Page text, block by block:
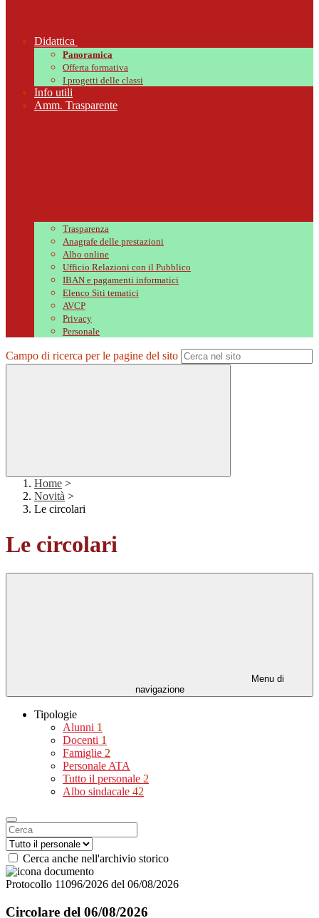
Didattica
Panoramica
Offerta formativa
I progetti delle classi
Info utili
Amm. Trasparente
Trasparenza
Anagrafe delle prestazioni
Albo online
Ufficio Relazioni con il Pubblico
IBAN e pagamenti informatici
Elenco Siti tematici
AVCP
Privacy
Personale
Campo di ricerca per le pagine del sito
Home >
Novità >
Le circolari
Le circolari
Menu di
navigazione
Tipologie
Alunni 1
Docenti 1
Famiglie 2
Personale ATA
Tutto il personale 2
Albo sindacale 42
Cerca anche nell'archivio storico
Protocollo 11096/2026 del 06/08/2026
Circolare del 06/08/2026